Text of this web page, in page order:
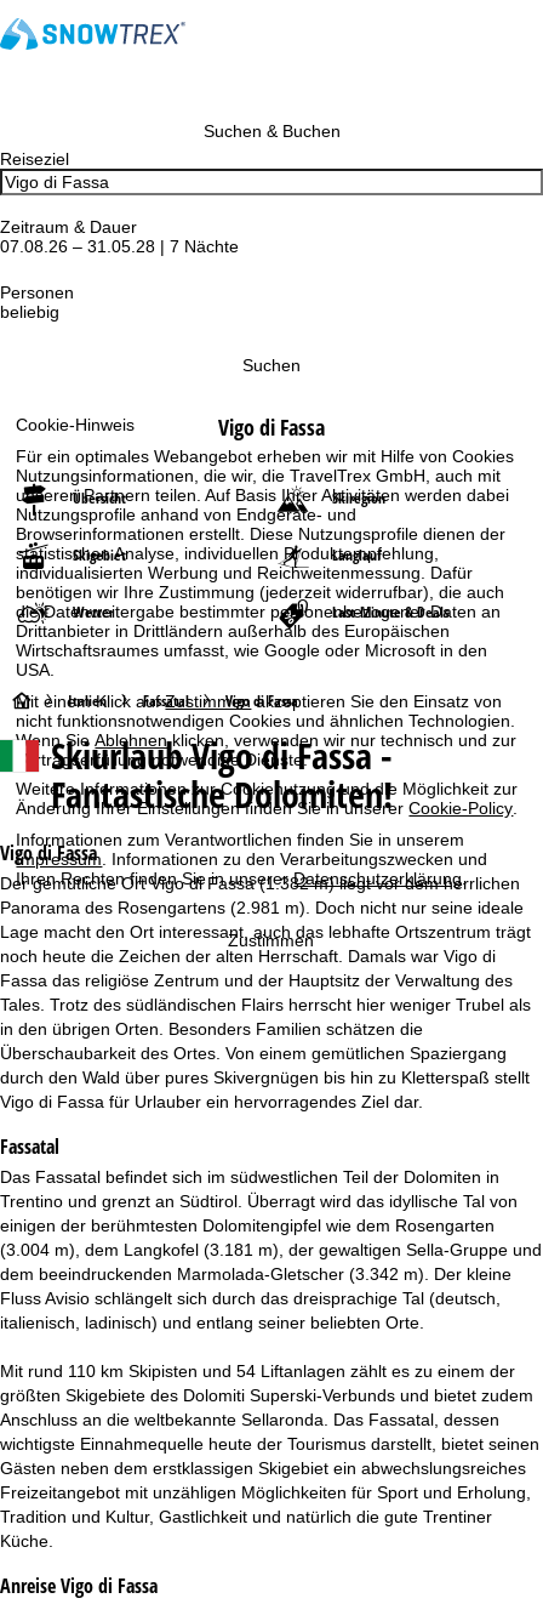
Cookie-Hinweis
Für ein optimales Webangebot erheben wir mit Hilfe von Cookies
Nutzungsinformationen, die wir, die TravelTrex GmbH, auch mit
unseren Partnern teilen. Auf Basis Ihrer Aktivitäten werden dabei
Nutzungsprofile anhand von Endgeräte- und
Browserinformationen erstellt. Diese Nutzungsprofile dienen der
statistischen Analyse, individuellen Produktempfehlung,
individualisierten Werbung und Reichweitenmessung. Dafür
benötigen wir Ihre Zustimmung (jederzeit widerrufbar), die auch
die Datenweitergabe bestimmter personenbezogener Daten an
Drittanbieter in Drittländern außerhalb des Europäischen
Wirtschaftsraumes umfasst, wie Google oder Microsoft in den
USA.
Mit einem Klick aufZustimmenakzeptieren Sie den Einsatz von
nicht funktionsnotwendigen Cookies und ähnlichen Technologien.
Wenn SieAblehnenklicken, verwenden wir nur technisch und zur
Vertragserfüllung notwendige Dienste.
Weitere Informationen zur Cookienutzung und die Möglichkeit zur
Änderung Ihrer Einstellungen finden Sie in unsererCookie-Policy
Informationen zum Verantwortlichen finden Sie in unserem
Impressum . Informationen zu den Verarbeitungszwecken und
Ihren Rechten finden Sie in unsererDatenschutzerklärung.
Zustimmen
Suchen & Buchen
Reiseziel
Zeitraum & Dauer
07.08.26 – 31.05.28 | 7 Nächte
Personen
beliebig
Suchen
Vigo di Fassa
Übersicht Skiregion
Skigebiet Langlauf
Wetter Last-Minute & Deals
S
t
a
r
t
s
i
t
e
Italien Fassatal Vigo di Fassa
SkiurlaubVigo di Fassa -
Fantastische Dolomiten!
Vigo di Fassa
Der gemütliche Ort Vigo di Fassa (1.382 m) liegt vor dem herrlichen
Panorama des Rosengartens (2.981 m). Doch nicht nur seine ideale
Lage macht den Ort interessant, auch das lebhafte Ortszentrum trägt
noch heute die Zeichen der alten Herrschaft. Damals war Vigo di
Fassa das religiöse Zentrum und der Hauptsitz der Verwaltung des
Tales. Trotz des südländischen Flairs herrscht hier weniger Trubel als
in den übrigen Orten. Besonders Familien schätzen die
Überschaubarkeit des Ortes. Von einem gemütlichen Spaziergang
durch den Wald über pures Skivergnügen bis hin zu Kletterspaß stellt
Vigo di Fassa für Urlauber ein hervorragendes Ziel dar.
Fassatal
Das Fassatal befindet sich im südwestlichen Teil der Dolomiten in
Trentino und grenzt an Südtirol. Überragt wird das idyllische Tal von
einigen der berühmtesten Dolomitengipfel wie dem Rosengarten
(3.004 m), dem Langkofel (3.181 m), der gewaltigen Sella-Gruppe und
dem beeindruckenden Marmolada-Gletscher (3.342 m). Der kleine
Fluss Avisio schlängelt sich durch das dreisprachige Tal (deutsch,
italienisch, ladinisch) und entlang seiner beliebten Orte.
Mit rund 110 km Skipisten und 54 Liftanlagen zählt es zu einem der
größten Skigebiete des Dolomiti Superski-Verbunds und bietet zudem
Anschluss an die weltbekannte Sellaronda. Das Fassatal, dessen
wichtigste Einnahmequelle heute der Tourismus darstellt, bietet seinen
Gästen neben dem erstklassigen Skigebiet ein abwechslungsreiches
Freizeitangebot mit unzähligen Möglichkeiten für Sport und Erholung,
Tradition und Kultur, Gastlichkeit und natürlich die gute Trentiner
Küche.
Anreise Vigo di Fassa